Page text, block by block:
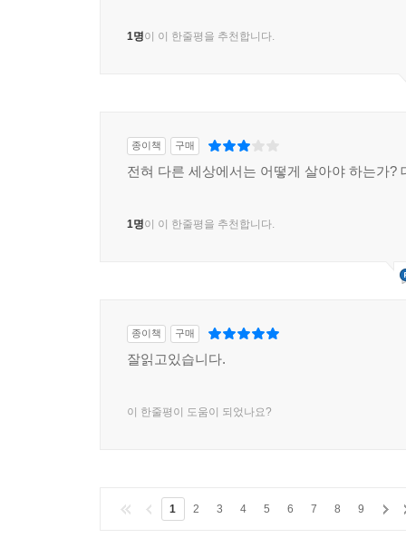
1명이 이 한줄평을 추천합니다.
종이책 구매
전혀 다른 세상에서는 어떻게 살아야 하는가?
1명이 이 한줄평을 추천합니다.
종이책 구매
잘읽고있습니다.
이 한줄평이 도움이 되었나요?
1 2 3 4 5 6 7 8 9